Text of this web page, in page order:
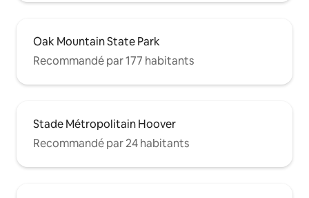
Oak Mountain State Park
Recommandé par 177 habitants
Stade Métropolitain Hoover
Recommandé par 24 habitants